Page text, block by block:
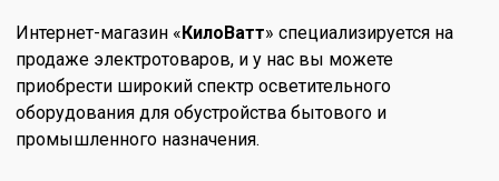
Интернет-магазин «КилоВатт» специализируется на
продаже электротоваров, и у нас вы можете
приобрести широкий спектр осветительного
оборудования для обустройства бытового и
промышленного назначения.